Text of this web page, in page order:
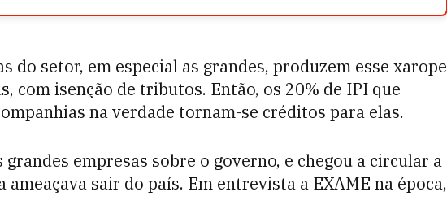
do setor, em especial as grandes, produzem esse xarope
com isenção de tributos. Então, os 20% de IPI que
na verdade tornam-se créditos para elas.
grandes empresas sobre o governo, e chegou a circular a
ameaçava sair do país. Em entrevista a EXAME na época,